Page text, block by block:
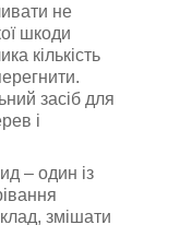
не
шкоди
кількість
засіб для
і
– один із
змішати